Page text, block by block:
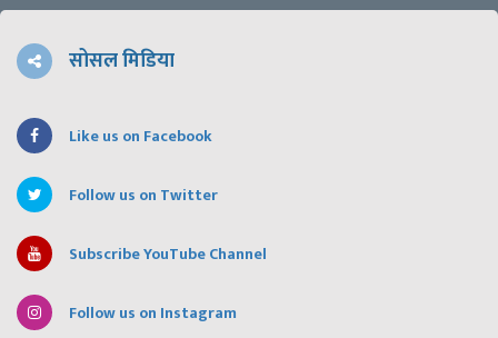
सोसल मिडिया
Like us on Facebook
Follow us on Twitter
Subscribe YouTube Channel
Follow us on Instagram